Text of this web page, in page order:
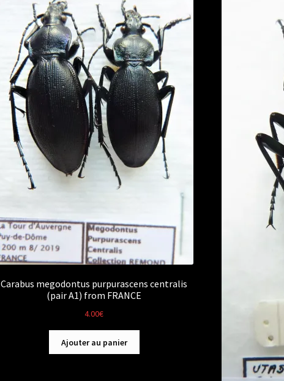
Carabus megodontus purpurascens centralis
(pair A1) from FRANCE
4.00€
Ajouter au panier